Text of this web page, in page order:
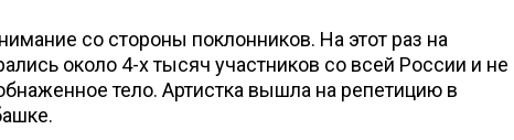
со стороны поклонников. На этот раз на
около 4-х тысяч участников со всей России и не
тело. Артистка вышла на репетицию в